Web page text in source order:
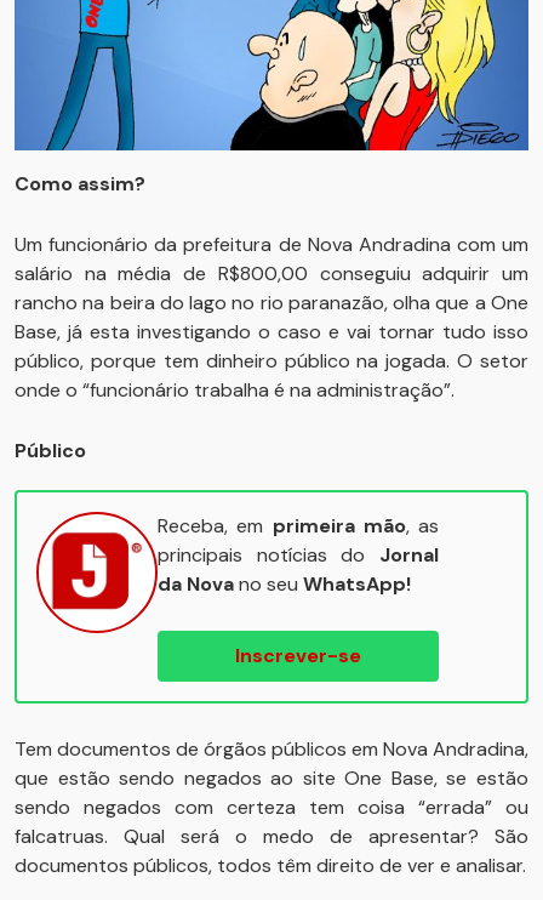
Como assim?
Um funcionário da prefeitura de Nova Andradina com um
salário na média de R$800,00 conseguiu adquirir um
rancho na beira do lago no rio paranazão, olha que a One
Base, já esta investigando o caso e vai tornar tudo isso
público, porque tem dinheiro público na jogada. O setor
onde o “funcionário trabalha é na administração”.
Público
Receba, em primeira mão, as
principais notícias do Jornal
da Novano seu WhatsApp!
Inscrever-se
Tem documentos de órgãos públicos em Nova Andradina,
que estão sendo negados ao site One Base, se estão
sendo negados com certeza tem coisa “errada” ou
falcatruas. Qual será o medo de apresentar? São
documentos públicos, todos têm direito de ver e analisar.